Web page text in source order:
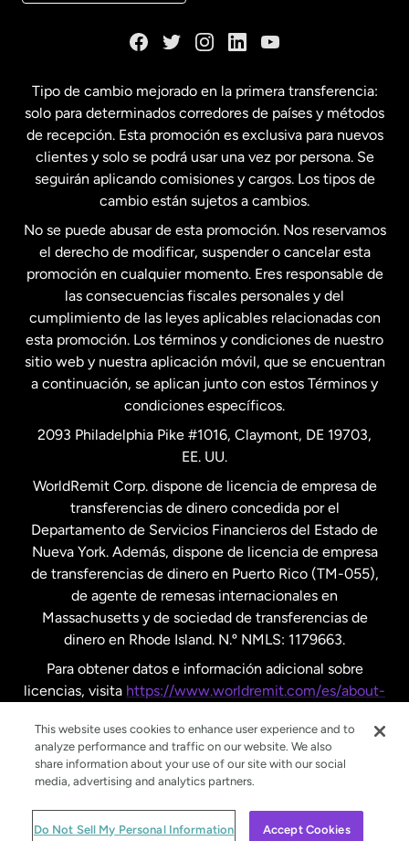
Estados Unidos English
Estados Unidos Español
Francia
Malasia
Nueva Zelanda
Países Bajos
Suecia
Tipo de cambio mejorado en la primera transferencia:
solo para determinados corredores de países y métodos
de recepción. Esta promoción es exclusiva para nuevos
clientes y solo se podrá usar una vez por persona. Se
seguirán aplicando comisiones y cargos. Los tipos de
cambio están sujetos a cambios.
No se puede abusar de esta promoción. Nos reservamos
el derecho de modificar, suspender o cancelar esta
promoción en cualquier momento. Eres responsable de
las consecuencias fiscales personales y del
cumplimiento de las leyes aplicables relacionadas con
esta promoción. Los términos y condiciones de nuestro
sitio web y nuestra aplicación móvil, que se encuentran
a continuación, se aplican junto con estos Términos y
condiciones específicos.
2093 Philadelphia Pike #1016, Claymont, DE 19703,
EE. UU.
WorldRemit Corp. dispone de licencia de empresa de
transferencias de dinero concedida por el
Departamento de Servicios Financieros del Estado de
Nueva York. Además, dispone de licencia de empresa
de transferencias de dinero en Puerto Rico (TM-055),
de agente de remesas internacionales en
Massachusetts y de sociedad de transferencias de
dinero en Rhode Island. N.º NMLS: 1179663.
Para obtener datos e información adicional sobre
licencias, visita https://www.worldremit.com/es/about-
© WorldRemit 2024
This website uses cookies to enhance user experience and to
analyze performance and traffic on our website. We also
share information about your use of our site with our social
media, advertising and analytics partners.
Do Not Sell My Personal Information Accept Cookies